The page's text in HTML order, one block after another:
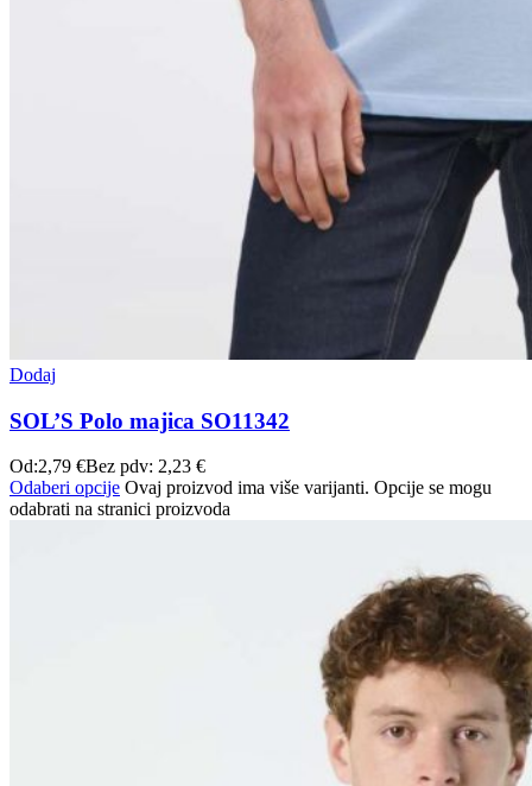
Dodaj
SOL’S Polo majica SO11342
Od:2,79 €Bez pdv: 2,23 €
Odaberi opcije Ovaj proizvod ima više varijanti. Opcije se mogu
odabrati na stranici proizvoda